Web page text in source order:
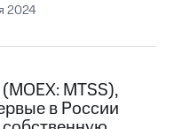
2024
MTSS),
в России